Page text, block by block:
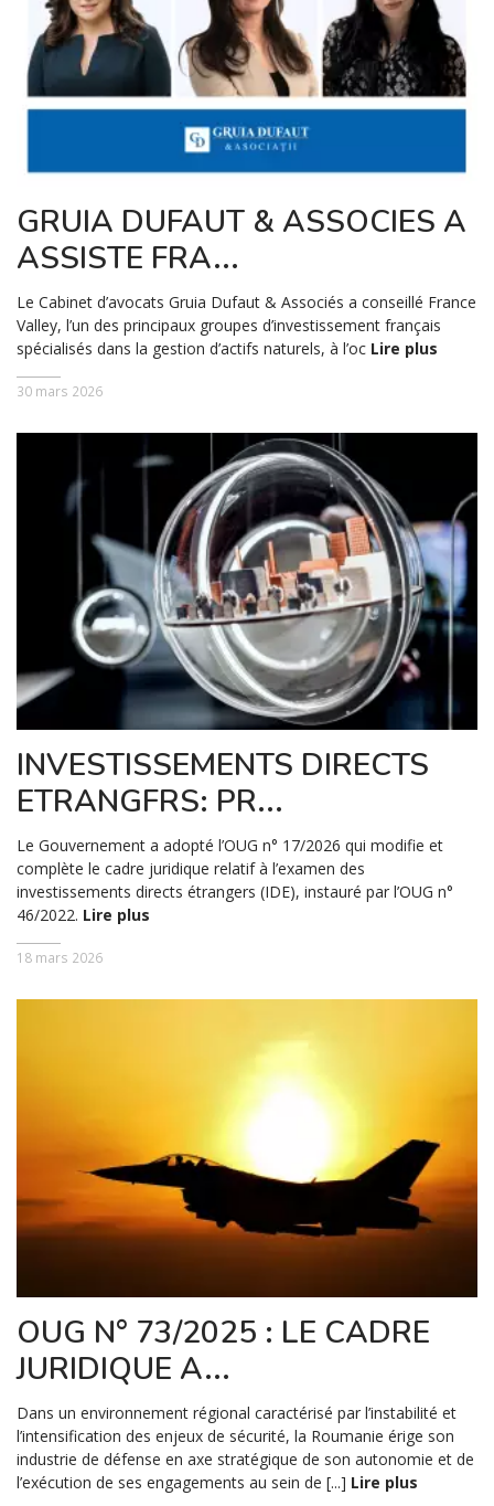
GRUIA DUFAUT & ASSOCIES A
ASSISTE FRA...
Le Cabinet d’avocats Gruia Dufaut & Associés a conseillé France
Valley, l’un des principaux groupes d’investissement français
spécialisés dans la gestion d’actifs naturels, à l’oc Lire plus
30 mars 2026
INVESTISSEMENTS DIRECTS
ETRANGFRS: PR...
Le Gouvernement a adopté l’OUG n° 17/2026 qui modifie et
complète le cadre juridique relatif à l’examen des
investissements directs étrangers (IDE), instauré par l’OUG n°
46/2022. Lire plus
18 mars 2026
OUG N° 73/2025 : LE CADRE
JURIDIQUE A...
Dans un environnement régional caractérisé par l’instabilité et
l’intensification des enjeux de sécurité, la Roumanie érige son
industrie de défense en axe stratégique de son autonomie et de
l’exécution de ses engagements au sein de [...] Lire plus